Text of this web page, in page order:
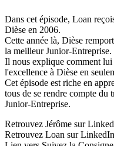
Dans cet épisode, Loan
Dièse en 2006.
Cette année là, Dièse
la meilleur Junior-Entreprise.
Il nous explique comment lui
l'excellence à Dièse en
Cet épisode est riche en
tous de se rendre compte du
Junior-Entreprise.
Retrouvez Jérôme sur
Retrouvez Loan sur